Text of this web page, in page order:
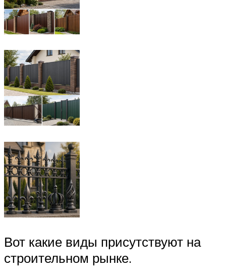
Вот какие виды присутствуют на
строительном рынке.